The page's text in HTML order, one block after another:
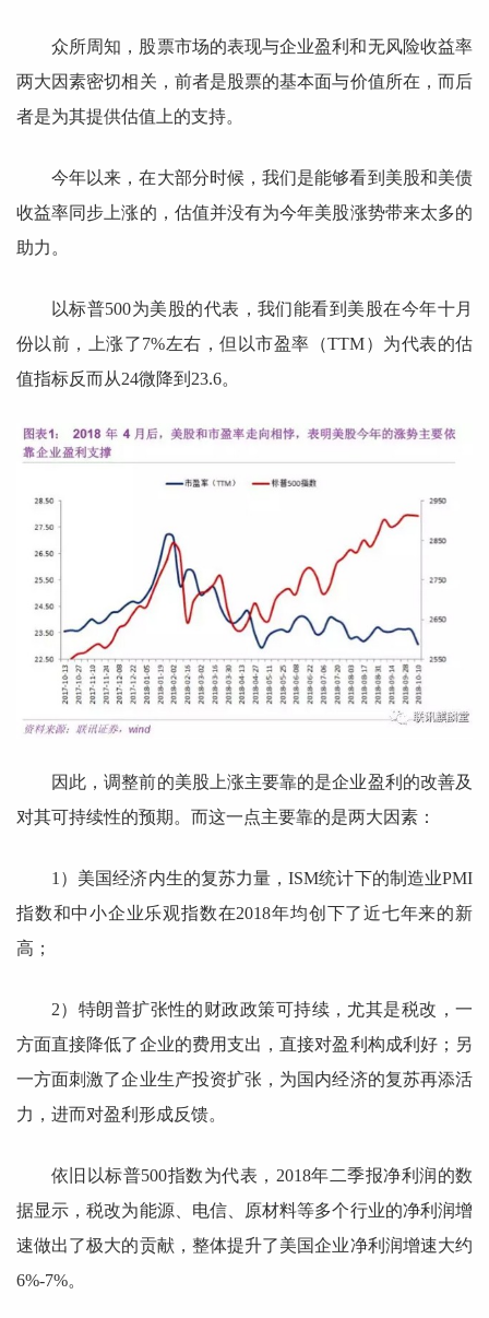
众所周知，股票市场的表现与企业盈利和无风险收益率
两大因素密切相关，前者是股票的基本面与价值所在，而后
者是为其提供估值上的支持。
今年以来，在大部分时候，我们是能够看到美股和美债
收益率同步上涨的，估值并没有为今年美股涨势带来太多的
助力。
以标普500为美股的代表，我们能看到美股在今年十月
份以前，上涨了7%左右，但以市盈率（TTM）为代表的估
值指标反而从24微降到23.6。
因此，调整前的美股上涨主要靠的是企业盈利的改善及
对其可持续性的预期。而这一点主要靠的是两大因素：
1）美国经济内生的复苏力量，ISM统计下的制造业PMI
指数和中小企业乐观指数在2018年均创下了近七年来的新
高；
2）特朗普扩张性的财政政策可持续，尤其是税改，一
方面直接降低了企业的费用支出，直接对盈利构成利好；另
一方面刺激了企业生产投资扩张，为国内经济的复苏再添活
力，进而对盈利形成反馈。
依旧以标普500指数为代表，2018年二季报净利润的数
据显示，税改为能源、电信、原材料等多个行业的净利润增
速做出了极大的贡献，整体提升了美国企业净利润增速大约
6%-7%。